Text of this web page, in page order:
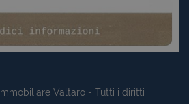
Immobiliare Valtaro - Tutti i diritti